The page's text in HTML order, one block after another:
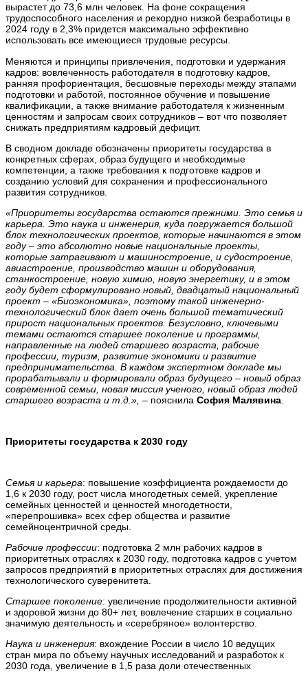
вырастет до 73,6 млн человек. На фоне сокращения
трудоспособного населения и рекордно низкой безработицы в
2024 году в 2,3% придется максимально эффективно
использовать все имеющиеся трудовые ресурсы.
Меняются и принципы привлечения, подготовки и удержания
кадров: вовлеченность работодателя в подготовку кадров,
ранняя профориентация, бесшовные переходы между этапами
подготовки и работой, постоянное обучение и повышение
квалификации, а также внимание работодателя к жизненным
ценностям и запросам своих сотрудников – вот что позволяет
снижать предприятиям кадровый дефицит.
В сводном докладе обозначены приоритеты государства в
конкретных сферах, образ будущего и необходимые
компетенции, а также требования к подготовке кадров и
созданию условий для сохранения и профессионального
развития сотрудников.
«Приоритеты государства остаются прежними. Это семья и
карьера. Это наука и инженерия, куда погружается большой
блок технологических проектов, которые начинаются в этом
году – это абсолютно новые национальные проекты,
которые затрагивают и машиностроение, и судостроение,
авиастроение, производство машин и оборудования,
станкостроение, новую химию, новую энергетику, и в этом
году будет сформулировано новый, двадцатый национальный
проект – «Биоэкономика», поэтому такой инженерно-
технологический блок дает очень большой тематический
прирост национальных проектов. Безусловно, ключевыми
темами остаются старшее поколение и программы,
направленные на людей старшего возраста, рабочие
профессии, туризм, развитие экономики и развитие
предпринимательства. В каждом экспертном докладе мы
прорабатывали и формировали образ будущего – новый образ
современной семьи, новая миссия ученого, новый образ людей
старшего возраста и т.д.», – пояснила София Малявина
Приоритеты государства к 2030 году
Семья и карьера: повышение коэффициента рождаемости до
1,6 к 2030 году, рост числа многодетных семей, укрепление
семейных ценностей и ценностей многодетности,
«перепрошивка» всех сфер общества и развитие
семейноцентричной среды.
Рабочие профессии: подготовка 2 млн рабочих кадров в
приоритетных отраслях к 2030 году, подготовка кадров с учетом
запросов предприятий в приоритетных отраслях для достижения
технологического суверенитета.
Старшее поколение: увеличение продолжительности активной
и здоровой жизни до 80+ лет, вовлечение старших в социально
значимую деятельность и «серебряное» волонтерство.
Наука и инженерия: вхождение России в число 10 ведущих
стран мира по объему научных исследований и разработок к
2030 года, увеличение в 1,5 раза доли отечественных